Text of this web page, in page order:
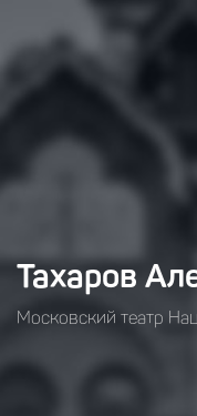
Тахаров
Московский театр